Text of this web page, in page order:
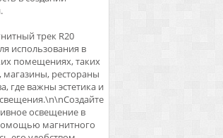
трек R20
использования в
помещениях, таких
рестораны
где важны эстетика и
освещение в
магнитного